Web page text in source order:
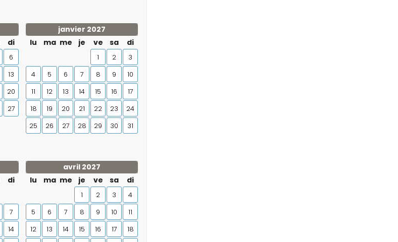
di
6
13
20
27
janvier 2027
lu
ma me je ve sa di
1 2
3
4
5 6 7 8 9
10
11
12 13 14 15 16
17
18
19 20 21 22 23
24
25
26 27 28 29 30 31
di
7
14
avril 2027
lu
ma me je ve sa di
1 2 3
4
5
6 7 8 9 10
11
12
13 14 15 16 17
18